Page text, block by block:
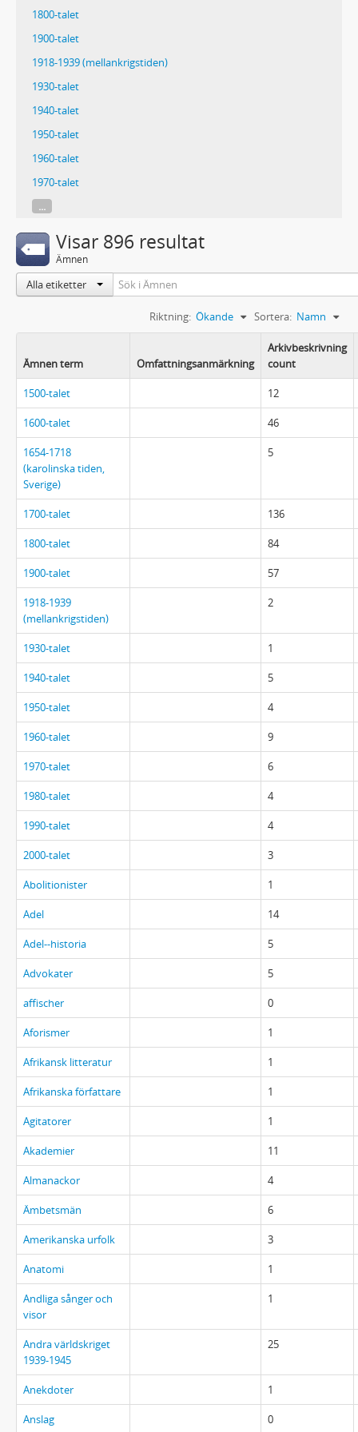
1800-talet
1900-talet
1918-1939 (mellankrigstiden)
1930-talet
1940-talet
1950-talet
1960-talet
1970-talet
...
Visar 896 resultat
Ämnen
Alla etiketter
Sortera: Namn
Riktning: Ökande
Ämnen term Omfattningsanmärkning
Arkivbeskrivning
count
1500-talet 12
1600-talet 46
1654-1718
(karolinska tiden,
Sverige)
5
1700-talet 136
1800-talet 84
1900-talet 57
1918-1939
(mellankrigstiden)
2
1930-talet 1
1940-talet 5
1950-talet 4
1960-talet 9
1970-talet 6
1980-talet 4
1990-talet 4
2000-talet 3
Abolitionister 1
Adel 14
Adel--historia 5
Advokater 5
affischer 0
Aforismer 1
Afrikansk litteratur 1
Afrikanska författare 1
Agitatorer 1
Akademier 11
Almanackor 4
Ämbetsmän 6
Amerikanska urfolk 3
Anatomi 1
Andliga sånger och
visor
1
Andra världskriget
1939-1945
25
Anekdoter 1
Anslag 0